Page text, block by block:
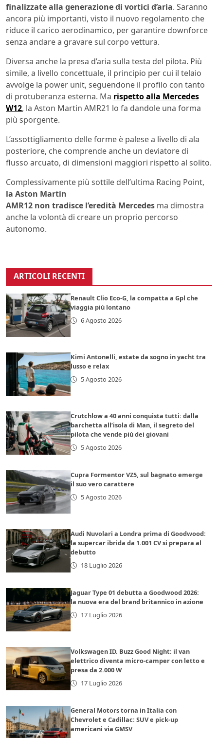
finalizzate alla generazione di vortici d’aria. Saranno
ancora più importanti, visto il nuovo regolamento che
riduce il carico aerodinamico, per garantire downforce
senza andare a gravare sul corpo vettura.
Diversa anche la presa d’aria sulla testa del pilota. Più
simile, a livello concettuale, il principio per cui il telaio
avvolge la power unit, seguendone il profilo con tanto
di protuberanza esterna. Ma rispetto alla Mercedes
W12, la Aston Martin AMR21 lo fa dandole una forma
più sporgente.
L’assottigliamento delle forme è palese a livello di ala
posteriore, che comprende anche un deviatore di
flusso arcuato, di dimensioni maggiori rispetto al solito.
Complessivamente più sottile dell’ultima Racing Point,
la Aston Martin
AMR12 non tradisce l’eredità Mercedes ma dimostra
anche la volontà di creare un proprio percorso
autonomo.
ARTICOLI RECENTI
Renault Clio Eco-G, la compatta a Gpl che
viaggia più lontano
6 Agosto 2026
Kimi Antonelli, estate da sogno in yacht tra
lusso e relax
5 Agosto 2026
Crutchlow a 40 anni conquista tutti: dalla
barchetta all’isola di Man, il segreto del
pilota che vende più dei giovani
5 Agosto 2026
Cupra Formentor VZ5, sul bagnato emerge
il suo vero carattere
5 Agosto 2026
Audi Nuvolari a Londra prima di Goodwood:
la supercar ibrida da 1.001 CV si prepara al
debutto
18 Luglio 2026
Jaguar Type 01 debutta a Goodwood 2026:
la nuova era del brand britannico in azione
17 Luglio 2026
Volkswagen ID. Buzz Good Night: il van
elettrico diventa micro-camper con letto e
presa da 2.000 W
17 Luglio 2026
General Motors torna in Italia con
Chevrolet e Cadillac: SUV e pick-up
americani via GMSV